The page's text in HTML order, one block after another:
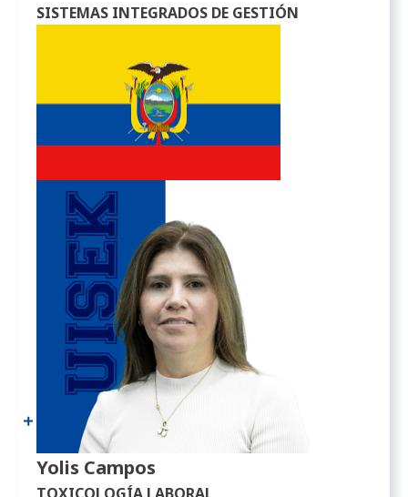
SISTEMAS INTEGRADOS DE GESTIÓN
Yolis Campos